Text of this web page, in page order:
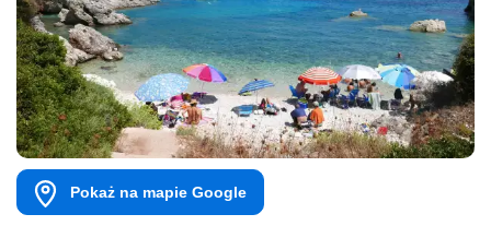
Pokaż na mapie Google